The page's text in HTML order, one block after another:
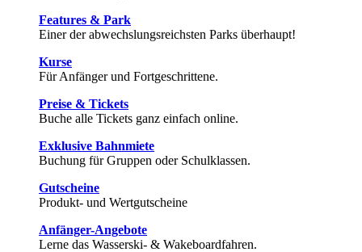
Features & Park
Einer der abwechslungsreichsten Parks überhaupt!
Kurse
Für Anfänger und Fortgeschrittene.
Preise & Tickets
Buche alle Tickets ganz einfach online.
Exklusive Bahnmiete
Buchung für Gruppen oder Schulklassen.
Gutscheine
Produkt- und Wertgutscheine
Anfänger-Angebote
Lerne das Wasserski- & Wakeboardfahren.